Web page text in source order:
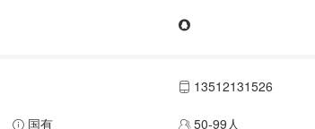
13512131526
国有 50-99人